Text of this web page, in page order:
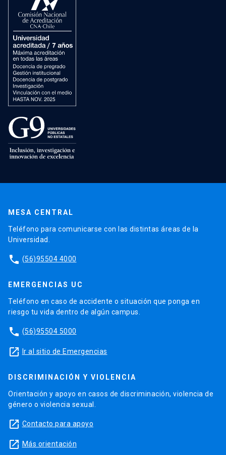
MESA CENTRAL
Teléfono para comunicarse con las distintas áreas de la
Universidad.
phone (56)95504 4000
EMERGENCIAS UC
Teléfono en caso de accidente o situación que ponga en
riesgo tu vida dentro de algún campus.
phone (56)95504 5000
launch Ir al sitio de Emergencias
DISCRIMINACIÓN Y VIOLENCIA
Orientación y apoyo en casos de discriminación, violencia de
género o violencia sexual.
launch Contacto para apoyo
launch Más orientación